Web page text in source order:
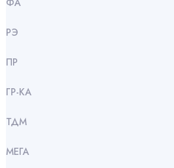
РЭ
ПР
ГР-КА
ТДМ
МЕГА